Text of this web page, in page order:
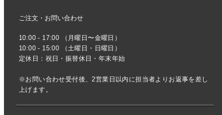
ご注文・お問い合わせ
10:00 - 17:00 （月曜日〜金曜日）
10:00 - 15:00 （土曜日・日曜日）
定休日：祝日・振替休日・年末年始
※お問い合わせ受付後、2営業日以内に担当者よりお返事を差し
上げます。